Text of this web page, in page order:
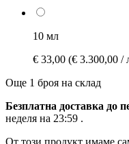
10 мл
€ 33,00 (€ 3.300,00 /
Още 1 броя на склад
Безплатна доставка до
неделя на 23:59 .
От този продукт имаме